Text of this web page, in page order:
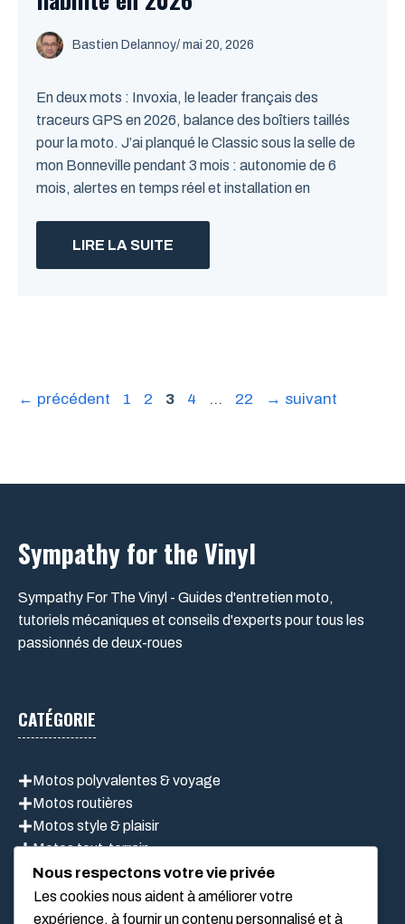
Bastien Delannoy/ mai 20, 2026
En deux mots : Invoxia, le leader français des
traceurs GPS en 2026, balance des boîtiers taillés
pour la moto. J’ai planqué le Classic sous la selle de
mon Bonneville pendant 3 mois : autonomie de 6
mois, alertes en temps réel et installation en
LIRE LA SUITE
← précédent Page
1 Page
2 Page
3 Page
4 … Page
22 → suivant
Sympathy for the Vinyl
Sympathy For The Vinyl - Guides d'entretien moto,
tutoriels mécaniques et conseils d'experts pour tous les
passionnés de deux-roues
CATÉGORIE
Motos polyvalentes & voyage
Motos routières
Motos style & plaisir
Motos tout-terrain
Scooter
Nous respectons votre vie privée
Les cookies nous aident à améliorer votre
expérience, à fournir un contenu personnalisé et à